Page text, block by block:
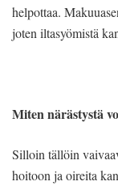
helpottaa.
joten iltasyömistä
Miten närästystä
Silloin tällöin
hoitoon ja oireita